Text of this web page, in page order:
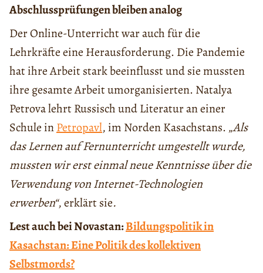
Abschlussprüfungen bleiben analog
Der Online-Unterricht war auch für die
Lehrkräfte eine Herausforderung. Die Pandemie
hat ihre Arbeit stark beeinflusst und sie mussten
ihre gesamte Arbeit umorganisierten. Natalya
Petrova lehrt Russisch und Literatur an einer
Schule inPetropavl, im Norden Kasachstans. „Als
das Lernen auf Fernunterricht umgestellt wurde,
mussten wir erst einmal neue Kenntnisse über die
Verwendung von Internet-Technologien
erwerben“, erklärt sie.
Lest auch bei Novastan:Bildungspolitik in
Kasachstan: Eine Politik des kollektiven
Selbstmords?